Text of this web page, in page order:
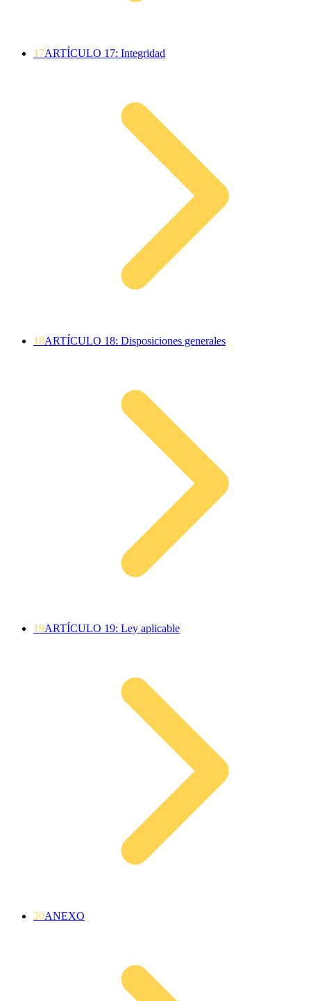
17ARTÍCULO 17: Integridad
18ARTÍCULO 18: Disposiciones generales
19ARTÍCULO 19: Ley aplicable
20ANEXO